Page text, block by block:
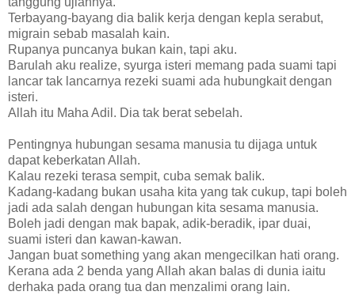
Terbayang-bayang dia balik kerja dengan kepla serabut,
migrain sebab masalah kain.
Rupanya puncanya bukan kain, tapi aku.
Barulah aku realize, syurga isteri memang pada suami tapi
lancar tak lancarnya rezeki suami ada hubungkait dengan
isteri.
Allah itu Maha Adil. Dia tak berat sebelah.
Pentingnya hubungan sesama manusia tu dijaga untuk
dapat keberkatan Allah.
Kalau rezeki terasa sempit, cuba semak balik.
Kadang-kadang bukan usaha kita yang tak cukup, tapi boleh
jadi ada salah dengan hubungan kita sesama manusia.
Boleh jadi dengan mak bapak, adik-beradik, ipar duai,
suami isteri dan kawan-kawan.
Jangan buat something yang akan mengecilkan hati orang.
Kerana ada 2 benda yang Allah akan balas di dunia iaitu
derhaka pada orang tua dan menzalimi orang lain.